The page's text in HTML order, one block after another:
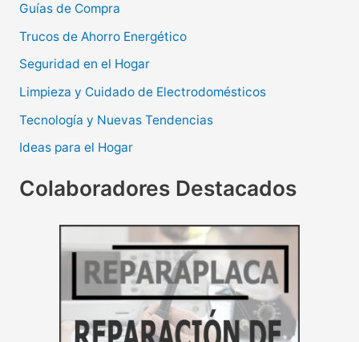
Guías de Compra
Trucos de Ahorro Energético
Seguridad en el Hogar
Limpieza y Cuidado de Electrodomésticos
Tecnología y Nuevas Tendencias
Ideas para el Hogar
Colaboradores Destacados